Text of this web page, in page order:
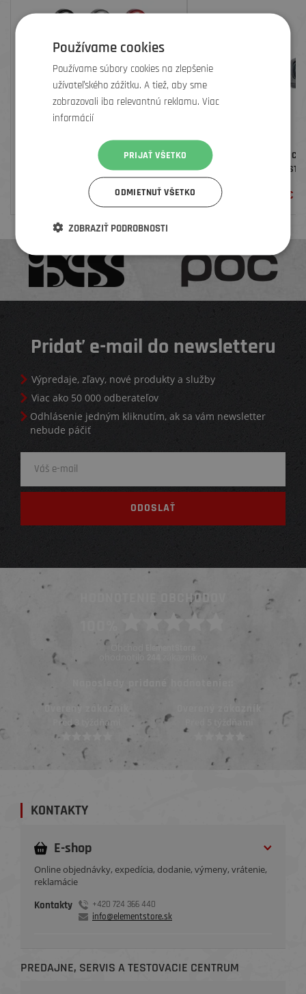
DEITY OBJÍMKY GRIPŮ
13
BONTRAGER SADA
BEZKLIPSNOVÝCH
€
Pridať e-mail do newsletteru
Výpredaje, zľavy, nové produkty a služby
Viac ako 50 000 odberateľov
Odhlásenie jedným kliknutím, ak sa vám newsletter
nebude páčiť
HODNOTENIE OBCHODOV
Obchod ElementStore
ohodnotilo
Naposledy pridané hodnotenie::
Overený zákazník
Pred 5 týždňami
KONTAKTY
E-shop
Online objednávky, expedícia, dodanie, výmeny, vrátenie,
reklamácie
Kontakty
+420 724 366 440
info@elementstore.sk
PREDAJNE, SERVIS A TESTOVACIE CENTRUM
Používame cookies
Používame súbory cookies na zlepšenie
užívateľského zážitku. A tiež, aby sme
zobrazovali iba relevantnú reklamu. Viac
informácií
PRIJAŤ VŠETKO
ODMIETNUŤ VŠETKO
ZOBRAZIŤ PODROBNOSTI